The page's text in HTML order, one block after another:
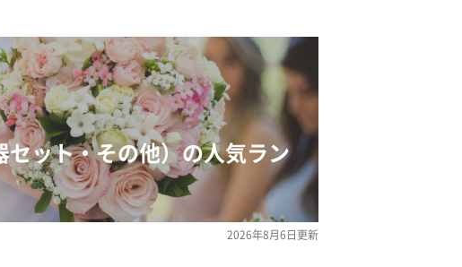
ット・その他）の人気ラン
2026年8月6日更新